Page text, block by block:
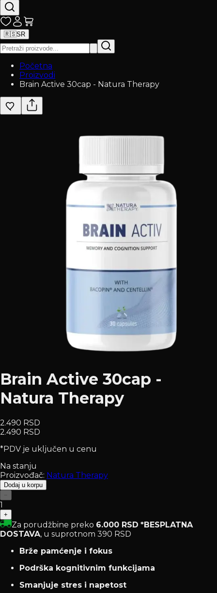
🇷🇸SR
Početna
Proizvodi
Brain Active 30cap - Natura Therapy
Brain Active 30cap -
Natura Therapy
2.490 RSD
2.490 RSD
*PDV je uključen u cenu
Na stanju
Proizvođač: Natura Therapy
Dodaj u korpu
−
1
+
Za porudžbine preko 6.000 RSD *BESPLATNA
DOSTAVA, u suprotnom 390 RSD
Brže pamćenje i fokus
Podrška kognitivnim funkcijama
Smanjuje stres i napetost